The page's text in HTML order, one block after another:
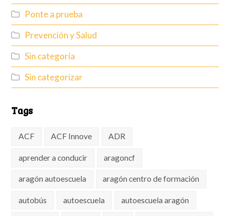
Ponte a prueba
Prevención y Salud
Sin categoría
Sin categorizar
Tags
ACF ACF Innove ADR
aprender a conducir aragoncf
aragón autoescuela aragón centro de formación
autobús autoescuela autoescuela aragón